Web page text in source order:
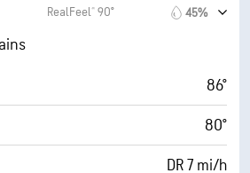
RealFeel® 90° 45%
86°
80°
DR 7 mi/h